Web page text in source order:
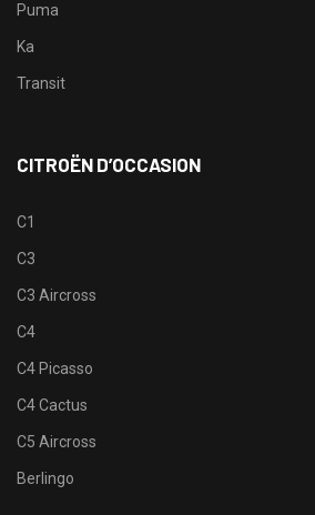
Puma
Ka
Transit
CITROËN D’OCCASION
C1
C3
C3 Aircross
C4
C4 Picasso
C4 Cactus
C5 Aircross
Berlingo